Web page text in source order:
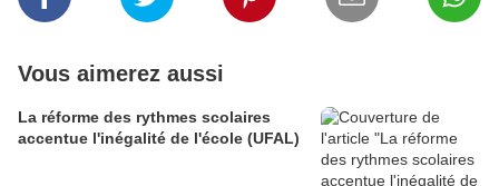
Vous aimerez aussi
La réforme des rythmes scolaires
accentue l'inégalité de l'école (UFAL)